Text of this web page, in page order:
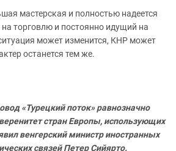
мастерская и полностью надеется
торговлю и постоянно идущий на
может изменится, КНР может
останется тем же.
«Турецкий поток» равнозначно
стран Европы, использующих
венгерский министр иностранных
связей Петер Сийярто.